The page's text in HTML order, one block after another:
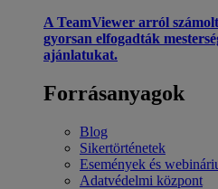
A TeamViewer arról
gyorsan elfogadták
ajánlatukat.
Forrásanyagok
Blog
Sikertörténetek
Események és
Adatvédelmi központ